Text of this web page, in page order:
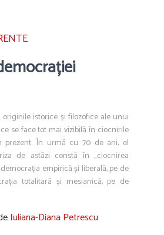
originile istorice și filozofice ale unui
se face tot mai vizibilă în ciocnirile
prezent. În urmă cu 70 de ani, el
de astăzi constă în „ciocnirea
empirică și liberală, pe de
totalitară și mesianică, pe de
Iuliana-Diana Petrescu